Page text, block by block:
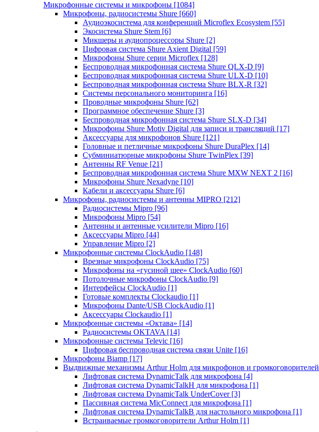
Микрофонные системы и микрофоны [1084]
Микрофоны, радиосистемы Shure [660]
Аудиоэкосистема для конференций Microflex Ecosystem [55]
Экосистема Shure Stem [6]
Микшеры и аудиопроцессоры Shure [2]
Цифровая система Shure Axient Digital [59]
Микрофоны Shure серии Microflex [128]
Беспроводная микрофонная система Shure QLX-D [9]
Беспроводная микрофонная система Shure ULX-D [10]
Беспроводная микрофонная система Shure BLX-R [32]
Системы персонального мониторинга [16]
Проводные микрофоны Shure [62]
Программное обеспечение Shure [3]
Беспроводная микрофонная система Shure SLX-D [34]
Микрофоны Shure Motiv Digital для записи и трансляций [17]
Аксессуары для микрофонов Shure [121]
Головные и петличные микрофоны Shure DuraPlex [14]
Субминиатюрные микрофоны Shure TwinPlex [39]
Антенны RF Venue [21]
Беспроводная микрофонная система Shure MXW NEXT 2 [16]
Микрофоны Shure Nexadyne [10]
Кабели и аксессуары Shure [6]
Микрофоны, радиосистемы и антенны MIPRO [212]
Радиосистемы Mipro [96]
Микрофоны Mipro [54]
Антенны и антенные усилители Mipro [16]
Аксессуары Mipro [44]
Управление Mipro [2]
Микрофонные системы ClockAudio [148]
Врезные микрофоны ClockAudio [75]
Микрофоны на «гусиной шее» ClockAudio [60]
Потолочные микрофоны ClockAudio [9]
Интерфейсы ClockAudio [1]
Готовые комплекты Clockaudio [1]
Микрофоны Dante/USB ClockAudio [1]
Аксессуары Clockaudio [1]
Микрофонные системы «Октава» [14]
Радиосистемы OKTAVA [14]
Микрофонные системы Televic [16]
Цифровая беспроводная система связи Unite [16]
Микрофоны Biamp [17]
Выдвижные механизмы Arthur Holm для микрофонов и громкоговорителей
Лифтовая система DynamicTalk для микрофона [4]
Лифтовая система DynamicTalkH для микрофона [1]
Лифтовая система DynamicTalk UnderCover [3]
Пассивная система MicConnect для микрофона [1]
Лифтовая система DynamicTalkB для настольного микрофона [1]
Встраиваемые громкоговорители Arthur Holm [1]